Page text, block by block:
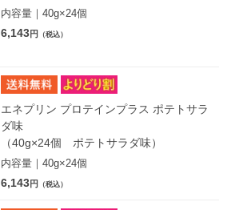
内容量｜40g×24個
6,143円 （税込）
エネプリン プロテインプラス ポテトサラ
ダ味
（40g×24個 ポテトサラダ味）
内容量｜40g×24個
6,143円 （税込）